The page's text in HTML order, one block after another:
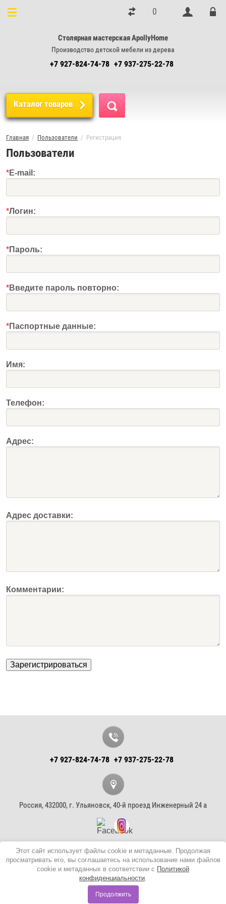
0
Столярная мастерская ApollyHome
Производство детской мебели из дерева
+7 927-824-74-78 +7 937-275-22-78
Каталог товаров
Главная
  /
Пользователи
  /  Регистрация
Пользователи
*E-mail:
*Логин:
*Пароль:
*Введите пароль повторно:
*Паспортные данные:
Имя:
Телефон:
Адрес:
Адрес доставки:
Комментарии:
+7 927-824-74-78 +7 937-275-22-78
Россия, 432000, г. Ульяновск, 40-й проезд Инженерный 24 а
© 2019 Столярная мастерская ApollyHome
Политика конфиденциальности
Megagroup.ru
Этот сайт использует файлы cookie и метаданные. Продолжая
просматривать его, вы соглашаетесь на использование нами файлов
cookie и метаданных в соответствии с Политикой
конфиденциальности.
Продолжить